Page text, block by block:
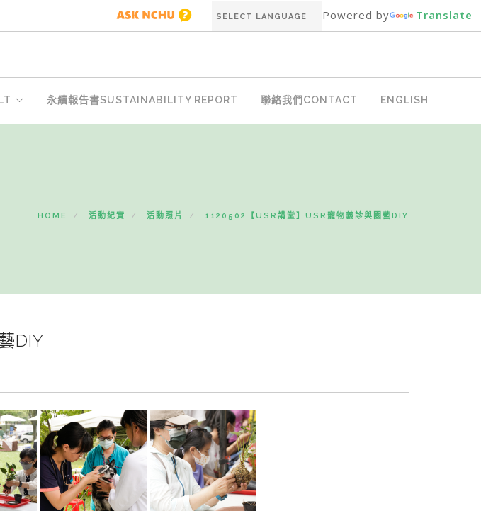
Powered by Translate
永續報告書SUSTAINABILITY REPORT 聯絡我們CONTACT ENGLISH
HOME 活動紀實 活動照片 1120502【USR講堂】USR寵物義診與園藝DIY
DIY